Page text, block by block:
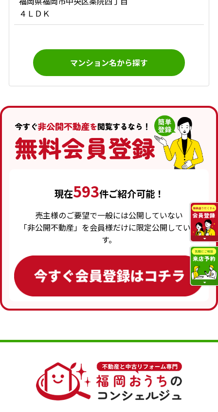
４ＬＤＫ
マンション名から探す
現在593件ご紹介可能！
売主様のご要望で一般には公開していない
「非公開不動産」を会員様だけに限定公開していま
す。